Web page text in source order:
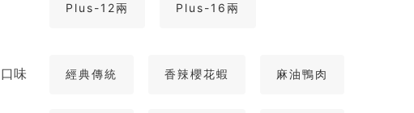
Plus-12兩 Plus-16兩
口味 經典傳統 香辣櫻花蝦 麻油鴨肉